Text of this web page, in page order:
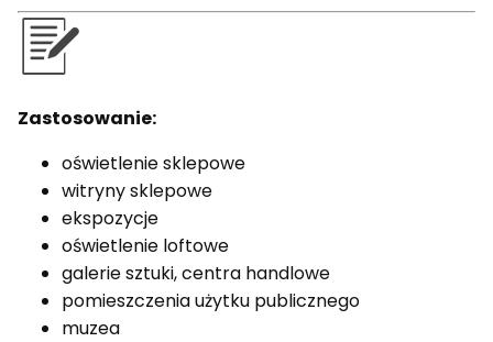
Zastosowanie:
oświetlenie sklepowe
witryny sklepowe
ekspozycje
oświetlenie loftowe
galerie sztuki, centra handlowe
pomieszczenia użytku publicznego
muzea